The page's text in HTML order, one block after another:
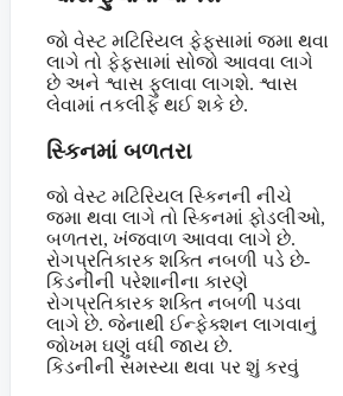
જો વેસ્ટ મટિરિયલ ફેફસામાં જમા થવા
લાગે તો ફેફસામાં સોજો આવવા લાગે
છે અને શ્વાસ ફુલાવા લાગશે. શ્વાસ
લેવામાં તકલીફ થઈ શકે છે.
સ્કિનમાં બળતરા
જો વેસ્ટ મટિરિયલ સ્કિનની નીચે
જમા થવા લાગે તો સ્કિનમાં ફોડલીઓ,
બળતરા, ખંજવાળ આવવા લાગે છે.
રોગપ્રતિકારક શક્તિ નબળી પડે છે-
કિડનીની પરેશાનીના કારણે
રોગપ્રતિકારક શક્તિ નબળી પડવા
લાગે છે. જેનાથી ઈન્ફેક્શન લાગવાનું
જોખમ ઘણું વધી જાય છે.
કિડનીની સમસ્યા થવા પર શું કરવું